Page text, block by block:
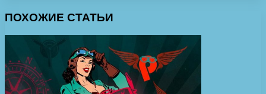
ПОХОЖИЕ СТАТЬИ